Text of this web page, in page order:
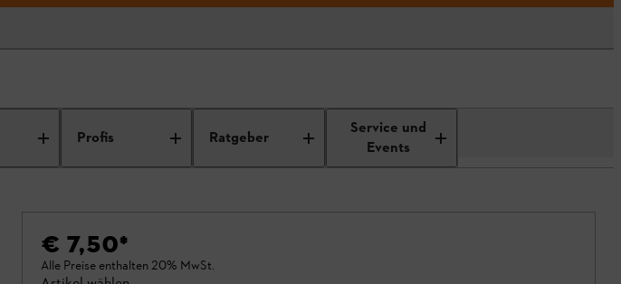
Profis Ratgeber
Service und
Events
€ 7,50*
Alle Preise enthalten 20% MwSt.